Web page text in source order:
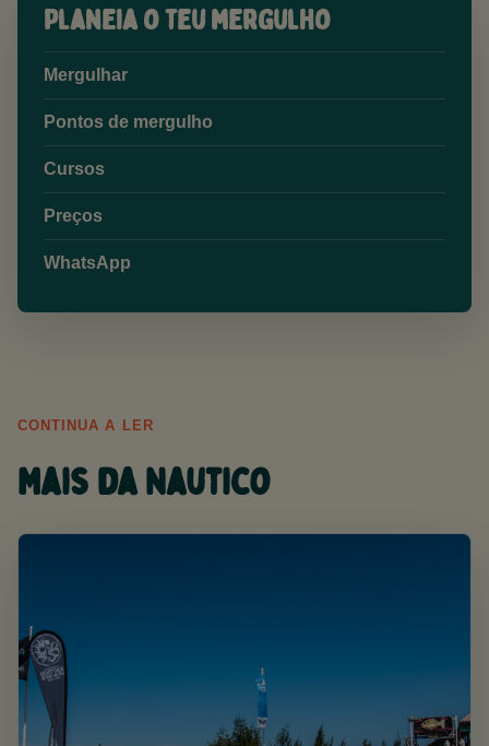
Planeia o teu mergulho
Mergulhar
Pontos de mergulho
Cursos
Preços
WhatsApp
CONTINUA A LER
Mais da Nautico